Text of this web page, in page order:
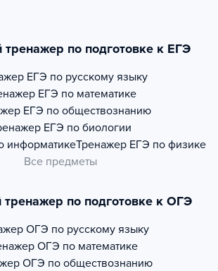
тренажер по подготовке к ЕГЭ
ЕГЭ по русскому языку
ЕГЭ по математике
ЕГЭ по обществознанию
ЕГЭ по биологии
информатикеТренажер ЕГЭ по физике
Все предметы
тренажер по подготовке к ОГЭ
ОГЭ по русскому языку
ОГЭ по математике
ОГЭ по обществознанию